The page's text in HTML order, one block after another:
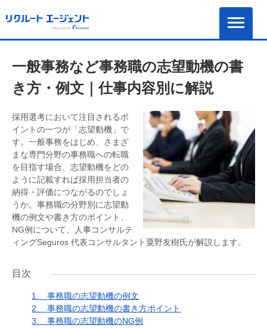
一般事務など事務職の志望動機の書
き方・例文｜仕事内容別に解説
採用選考において注目されるポ
イントの一つが「志望動機」で
す。一般事務をはじめ、さまざ
まな専門分野の事務職への転職
を目指す場合、志望動機をどの
ように記載すれば採用担当者の
納得・評価につながるのでしょ
うか。事務職の分野別に志望動
機の例文や書き方のポイント、
NG例について、人事コンサルテ
ィングSeguros 代表コンサルタント粟野友樹氏が解説します。
目次
1.事務職の志望動機の例文
2.事務職の志望動機の書き方ポイント
3.事務職の志望動機のNG例